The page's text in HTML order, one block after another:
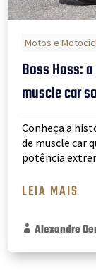
Motos e
Boss Hoss:
muscle car
Conheça a
de muscle car
potência
LEIA MAIS
 Alexandre